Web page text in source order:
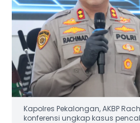
Kapolres Pekalongan, AKBP
konferensi ungkap kasus